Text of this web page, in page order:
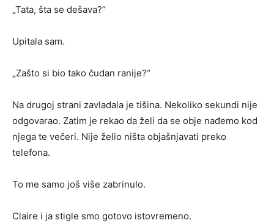
„Tata, šta se dešava?“
Upitala sam.
„Zašto si bio tako čudan ranije?“
Na drugoj strani zavladala je tišina. Nekoliko sekundi nije
odgovarao. Zatim je rekao da želi da se obje nađemo kod
njega te večeri. Nije želio ništa objašnjavati preko
telefona.
To me samo još više zabrinulo.
Claire i ja stigle smo gotovo istovremeno.